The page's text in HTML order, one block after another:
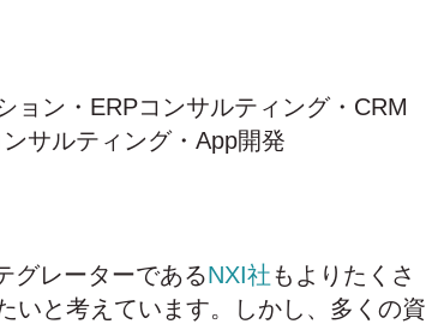
ョン・ERPコンサルティング・CRM
サルティング・App開発
グレーターであるNXI社もよりたくさ
いと考えています。しかし、多くの資